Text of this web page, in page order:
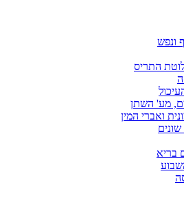
ונפש
התריס
מע' השתן
ואברי המין
בריא